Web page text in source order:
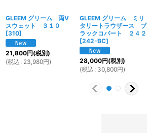
GLEEM グリーム 両V
スウェット ３１０
[310]
21,800円(税別)
(税込 : 23,980円)
GLEEM グリーム ミリ
タリートラウザース ブ
ラックコバート ２４２
[242-BC]
28,000円(税別)
(税込 : 30,800円)